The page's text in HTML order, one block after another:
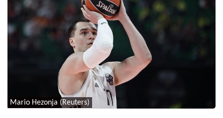
Mario Hezonja (Reuters)